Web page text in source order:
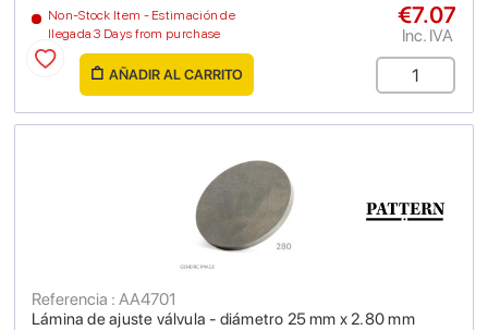
Non-Stock Item - Estimación de
llegada 3 Days from purchase
€7.07
Inc. IVA
AÑADIR AL CARRITO
Lámina de ajuste válvula - diámetro 25 mm x 2.80 mm
Referencia : AA4701